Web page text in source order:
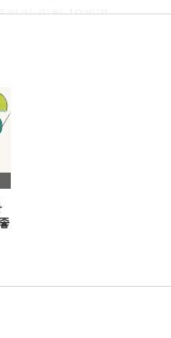
하기 위한 10계명
이가 살고 있어요”
들이지 마라
를 제대로 읽는 법
의미
구를 하고 있는가?
하게 지켜보는 법
려운 일
어떻게 해야 할까?